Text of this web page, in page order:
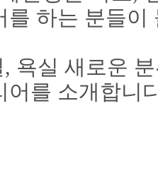
를 하는 분들이
욕실 새로운
어를 소개합니